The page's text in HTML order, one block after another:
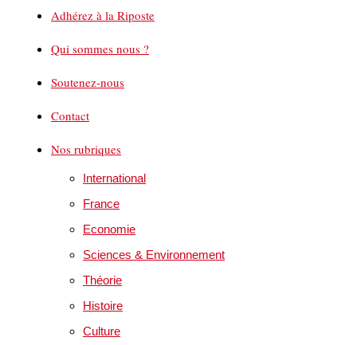
Adhérez à la Riposte
Qui sommes nous ?
Soutenez-nous
Contact
Nos rubriques
International
France
Economie
Sciences & Environnement
Théorie
Histoire
Culture